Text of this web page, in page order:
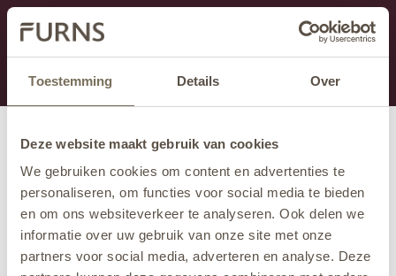
Toestemming Details Over
Deze website maakt gebruik van cookies
We gebruiken cookies om content en advertenties te
personaliseren, om functies voor social media te bieden
en om ons websiteverkeer te analyseren. Ook delen we
informatie over uw gebruik van onze site met onze
partners voor social media, adverteren en analyse. Deze
Dit onderdeel is momenteel in onderhoud.
Als je informatie mist kun je ons bellen +31 413 274
168 of mailen
info@furns.com